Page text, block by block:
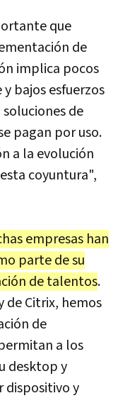
que
de
implica pocos
bajos esfuerzos
de
pagan por uso.
a la evolución
coyuntura",
empresas han
parte de su
de talentos.
de Citrix, hemos
de
a los
desktop y
dispositivo y